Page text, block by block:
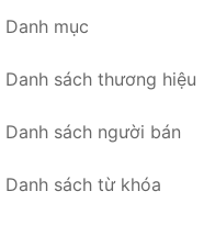
Danh mục
Danh sách thương hiệu
Danh sách người bán
Danh sách từ khóa